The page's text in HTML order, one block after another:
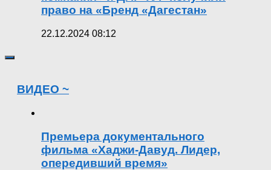
право на «Бренд «Дагестан»
22.12.2024 08:12
ВИДЕО ~
Премьера документального
фильма «Хаджи-Давуд. Лидер,
опередивший время»